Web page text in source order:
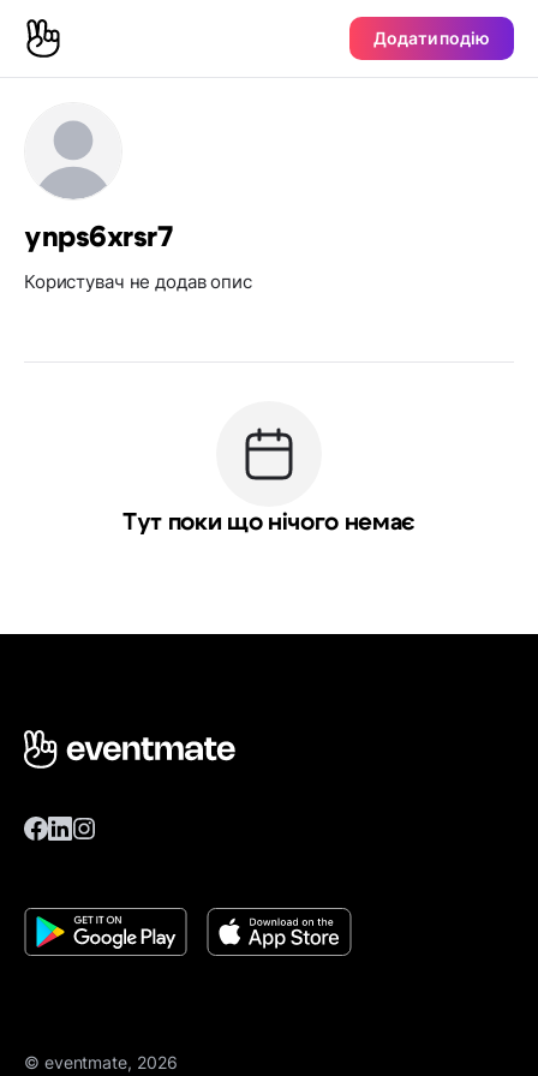
Додати подію
ynps6xrsr7
Користувач не додав опис
Тут поки що нічого немає
© eventmate, 2026